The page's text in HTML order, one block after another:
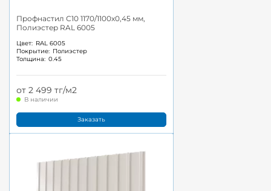
Профнастил С10 1170/1100x0,45 мм,
Полиэстер RAL 6005
Цвет: RAL 6005
Покрытие: Полиэстер
Толщина: 0.45
от 2 499 тг/м2
В наличии
Заказать